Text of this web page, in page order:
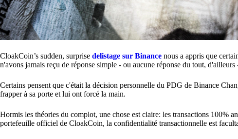
CloakCoin’s sudden, surprise delistage sur Binance nous a appris que
n'avons jamais reçu de réponse simple - ou aucune réponse du tout,
Certains pensent que c'était la décision personnelle du PDG de Binance
frapper à sa porte et lui ont forcé la main.
Hormis les théories du complot, une chose est claire: les transactions 100%
portefeuille officiel de CloakCoin, la confidentialité transactionnelle est